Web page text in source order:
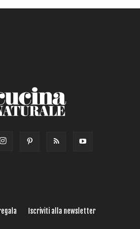
Iscriviti alla newsletter